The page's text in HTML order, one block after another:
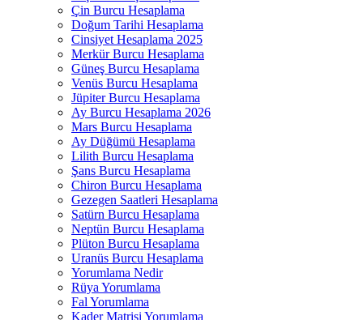
Çin Burcu Hesaplama
Doğum Tarihi Hesaplama
Cinsiyet Hesaplama 2025
Merkür Burcu Hesaplama
Güneş Burcu Hesaplama
Venüs Burcu Hesaplama
Jüpiter Burcu Hesaplama
Ay Burcu Hesaplama 2026
Mars Burcu Hesaplama
Ay Düğümü Hesaplama
Lilith Burcu Hesaplama
Şans Burcu Hesaplama
Chiron Burcu Hesaplama
Gezegen Saatleri Hesaplama
Satürn Burcu Hesaplama
Neptün Burcu Hesaplama
Plüton Burcu Hesaplama
Uranüs Burcu Hesaplama
Yorumlama Nedir
Rüya Yorumlama​
Fal Yorumlama
Kader Matrisi Yorumlama​